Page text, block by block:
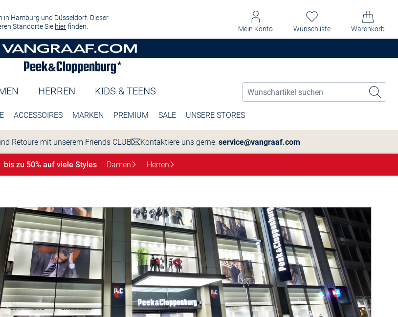
Hamburg und Düsseldorf. Dieser
Standorte Sie hierfinden. Mein Konto Wunschliste Warenkorb
HERREN KIDS & TEENS
ACCESSOIRES MARKEN PREMIUM SALE UNSERE STORES
Retoure mit unserem Friends CLUB Kontaktiere uns gerne: service@vangraaf.com
bis zu 50% auf viele Styles Damen Herren